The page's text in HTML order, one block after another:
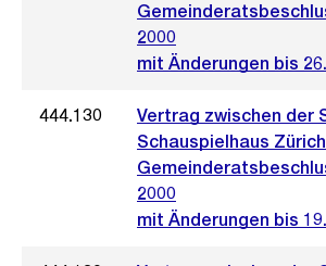
2000
mit Änderungen bis
444.130
Vertrag zwischen der
Schauspielhaus
2000
mit Änderungen bis